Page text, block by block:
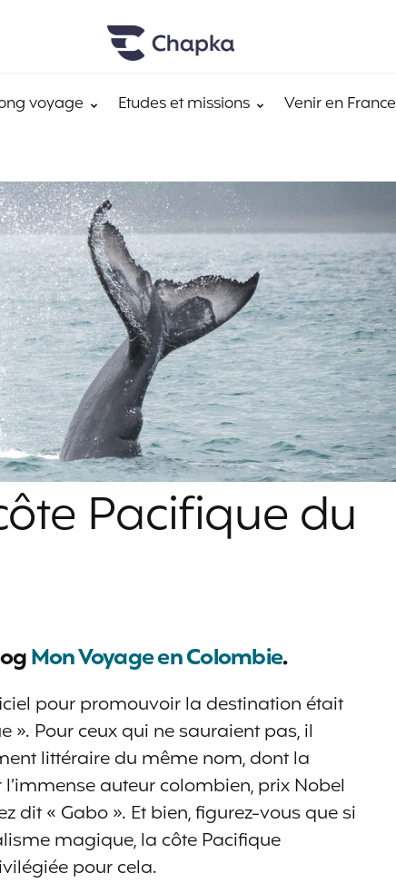
voyage Etudes et missions Venir en France
Pacifique du
Mon Voyage en Colombie.
pour promouvoir la destination était
Pour ceux qui ne sauraient pas, il
littéraire du même nom, dont la
auteur colombien, prix Nobel
dit « Gabo ». Et bien, figurez-vous que si
magique, la côte Pacifique
pour cela.